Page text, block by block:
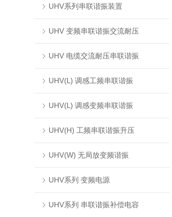
UHV系列串联谐振装置
UHV 变频串联谐振交流耐压
UHV 电缆交流耐压串联谐振
UHV(L) 调感工频串联谐振
UHV(L) 调感变频串联谐振
UHV(H) 工频串联谐振升压
UHV(W) 无局放变频谐振
UHV系列 变频电源
UHV系列 串联谐振补偿电容